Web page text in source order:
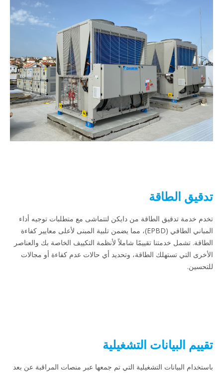
تدقيق الطاقة
تخدم خدمة تدقيق الطاقة من دايكن لتتماشى مع متطلبات توجيه أداء
المباني الطاقي (EPBD)، مما يضمن تلبية المبنى لأعلى معايير كفاءة
الطاقة. تشمل خدمتنا تقييمًا شاملاً لأنظمة التكييف الخاصة بك والعناصر
الأخرى التي تستهلك الطاقة، وتحديد أي حالات عدم كفاءة أو مجالات
للتحسين.
تقييم البيانات التشغيلية
باستخدام البيانات التشغيلية التي تم جمعها عبر منصات المراقبة عن بعد